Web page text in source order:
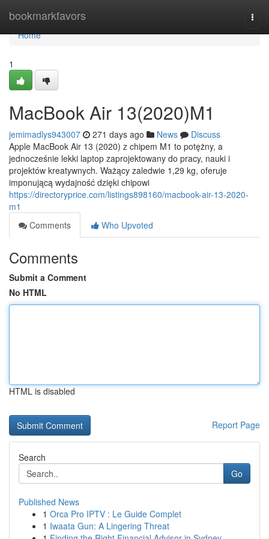
bookmarkfavors
Home
Home
1
MacBook Air 13(2020)M1
jemimadlys943007 271 days ago News
Discuss
Apple MacBook Air 13 (2020) z chipem M1 to potężny, a
jednocześnie lekki laptop zaprojektowany do pracy, nauki i
projektów kreatywnych. Ważący zaledwie 1,29 kg, oferuje
imponującą wydajność dzięki chipowi
https://directoryprice.com/listings898160/macbook-air-13-2020-
m1
Comments
Who Upvoted
Comments
Submit a Comment
No HTML
HTML is disabled
Report Page
Search
Go
Published News
1 Orca Pro IPTV : Le Guide Complet
1 Iwaata Gun: A Lingering Threat